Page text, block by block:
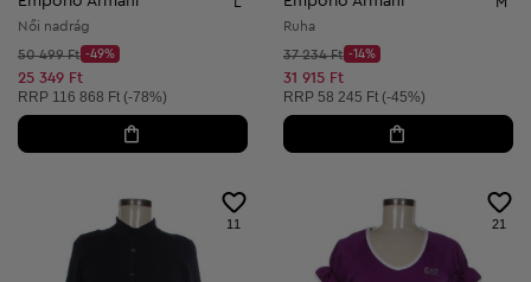
Női nadrág
Kezdő ár:
50 499 Ft
Discount Price:
-49%
Csökkentett ár:
25 349 Ft
Ajánlott ár:
RRP 116 868 Ft (-78%)
Ruha
Kezdő ár:
37 234 Ft
Discount Price:
-14%
Csökkentett ár:
31 915 Ft
Ajánlott ár:
RRP 58 245 Ft (-45%)
11 21